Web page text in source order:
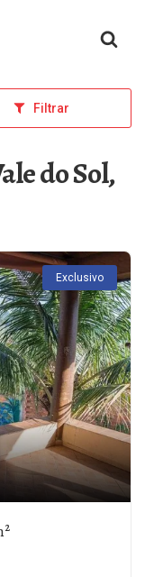
Filtrar
do Sol,
Exclusivo